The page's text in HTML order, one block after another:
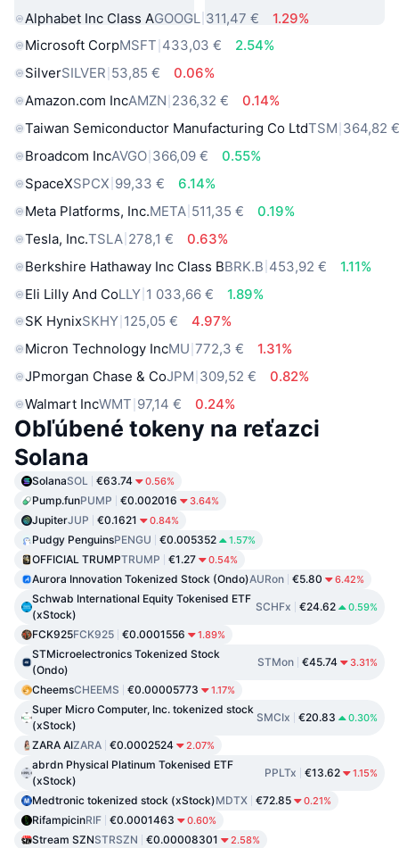
Alphabet Inc Class AGOOGL 311,47 €
1.29%
Microsoft CorpMSFT 433,03 €
2.54%
SilverSILVER 53,85 €
0.06%
Amazon.com IncAMZN 236,32 €
0.14%
Taiwan Semiconductor Manufacturing Co LtdTSM 364,82
Broadcom IncAVGO 366,09 €
0.55%
SpaceXSPCX 99,33 €
6.14%
Meta Platforms, Inc.META 511,35 €
0.19%
Tesla, Inc.TSLA 278,1 €
0.63%
Berkshire Hathaway Inc Class BBRK.B 453,92 €
1.11%
Eli Lilly And CoLLY 1 033,66 €
1.89%
SK HynixSKHY 125,05 €
4.97%
Micron Technology IncMU 772,3 €
1.31%
JPmorgan Chase & CoJPM 309,52 €
0.82%
Walmart IncWMT 97,14 € 0.24%
Obľúbené tokeny na reťazci
Solana
SolanaSOL €63.74 0.56%
Pump.funPUMP €0.002016 3.64%
JupiterJUP €0.1621 0.84%
Pudgy PenguinsPENGU €0.005352 1.57%
OFFICIAL TRUMPTRUMP €1.27 0.54%
Aurora Innovation Tokenized Stock (Ondo)AURon €5.80 6.42%
Schwab International Equity Tokenised ETF
(xStock)
SCHFx €24.62 0.59%
FCK925FCK925 €0.0001556 1.89%
STMicroelectronics Tokenized Stock
(Ondo)
STMon €45.74 3.31%
CheemsCHEEMS €0.00005773 1.17%
Super Micro Computer, Inc. tokenized stock
(xStock)
SMCIx €20.83 0.30%
ZARA AIZARA €0.0002524 2.07%
abrdn Physical Platinum Tokenised ETF
(xStock)
PPLTx €13.62 1.15%
Medtronic tokenized stock (xStock)MDTX €72.85 0.21%
RifampicinRIF €0.0001463 0.60%
Stream SZNSTRSZN €0.00008301 2.58%